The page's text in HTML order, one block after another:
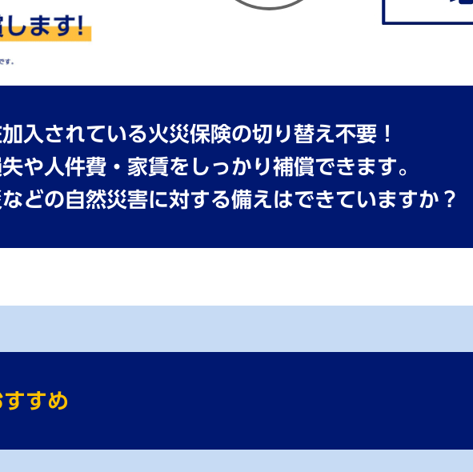
⼊されている⽕災保険の切り替え不要！
や⼈件費・家賃をしっかり補償できます。
どの⾃然災害に対する備えはできていますか？
すめ